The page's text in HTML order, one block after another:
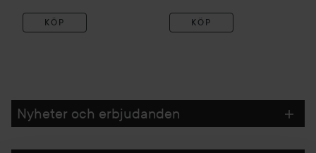
KÖP KÖP
Nyheter och erbjudanden